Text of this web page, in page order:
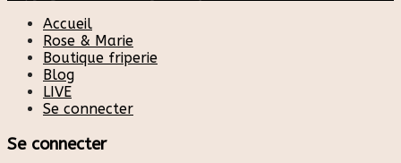
Accueil
Rose & Marie
Boutique friperie
Blog
LIVE
Se connecter
Se connecter